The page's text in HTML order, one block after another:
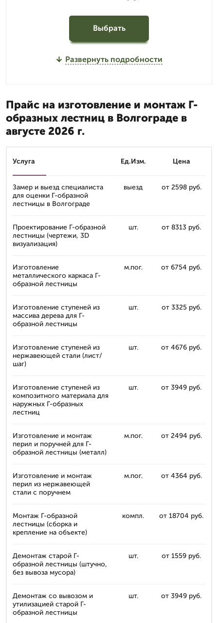
Выбрать
Развернуть подробности
Прайс на изготовление и монтаж Г-
образных лестниц в Волгограде в
августе 2026 г.
Услуга Ед.Изм. Цена
Замер и выезд специалиста
для оценки Г-образной
лестницы в Волгограде
выезд от 2598 руб.
Проектирование Г-образной
лестницы (чертежи, 3D
визуализация)
шт. от 8313 руб.
Изготовление
металлического каркаса Г-
образной лестницы
м.пог. от 6754 руб.
Изготовление ступеней из
массива дерева для Г-
образной лестницы
шт. от 3325 руб.
Изготовление ступеней из
нержавеющей стали (лист/
шаг)
шт. от 4676 руб.
Изготовление ступеней из
композитного материала для
наружных Г-образных
лестниц
шт. от 3949 руб.
Изготовление и монтаж
перил и поручней для Г-
образной лестницы (металл)
м.пог. от 2494 руб.
Изготовление и монтаж
перил из нержавеющей
стали с поручнем
м.пог. от 4364 руб.
Монтаж Г-образной
лестницы (сборка и
крепление на объекте)
компл. от 18704 руб.
Демонтаж старой Г-
образной лестницы (штучно,
без вывоза мусора)
шт. от 1559 руб.
Демонтаж со вывозом и
утилизацией старой Г-
образной лестницы
шт. от 3949 руб.